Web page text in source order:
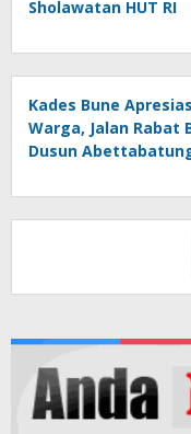
Sholawatan HUT RI
Kades Bune
Warga, Jalan Rabat
Dusun